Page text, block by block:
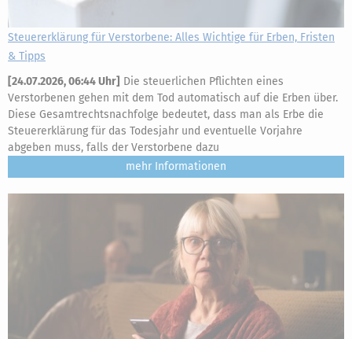
Steuererklärung für Verstorbene: Alles Wichtige für Erben, Fristen
& Tipps
[24.07.2026, 06:44 Uhr] Die steuerlichen Pflichten eines
Verstorbenen gehen mit dem Tod automatisch auf die Erben über.
Diese Gesamtrechtsnachfolge bedeutet, dass man als Erbe die
Steuererklärung für das Todesjahr und eventuelle Vorjahre
abgeben muss, falls der Verstorbene dazu
mehr